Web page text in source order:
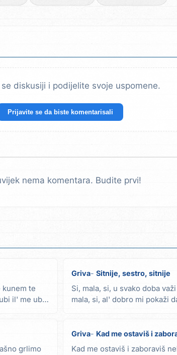
diskusiji i podijelite svoje uspomene.
Prijavite se da biste komentarisali
nema komentara. Budite prvi!
kunem te
il' me ubi
Griva Sitnije, sestro, sitnije
Si, mala, si, u svako doba
mala, si, al' dobro mi pokaži
grlimo
Griva Kad me ostaviš i
Kad me ostaviš i zaboraviš